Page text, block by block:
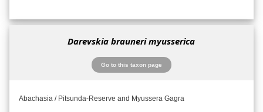
Darevskia brauneri myusserica
Go to this taxon page
Abachasia / Pitsunda-Reserve and Myussera Gagra